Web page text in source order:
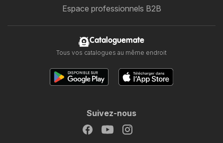
Espace professionnels B2B
Cataloguemate
Tous vos catalogues au même endroit
Suivez-nous